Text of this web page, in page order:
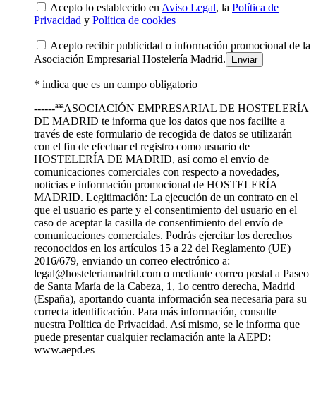
Acepto lo establecido en Aviso Legal, la Política de
Privacidad y Política de cookies
Acepto recibir publicidad o información promocional de la
Asociación Empresarial Hostelería Madrid.
* indica que es un campo obligatorio
------ªªªASOCIACIÓN EMPRESARIAL DE HOSTELERÍA
DE MADRID te informa que los datos que nos facilite a
través de este formulario de recogida de datos se utilizarán
con el fin de efectuar el registro como usuario de
HOSTELERÍA DE MADRID, así como el envío de
comunicaciones comerciales con respecto a novedades,
noticias e información promocional de HOSTELERÍA
MADRID. Legitimación: La ejecución de un contrato en el
que el usuario es parte y el consentimiento del usuario en el
caso de aceptar la casilla de consentimiento del envío de
comunicaciones comerciales. Podrás ejercitar los derechos
reconocidos en los artículos 15 a 22 del Reglamento (UE)
2016/679, enviando un correo electrónico a:
legal@hosteleriamadrid.com o mediante correo postal a Paseo
de Santa María de la Cabeza, 1, 1o centro derecha, Madrid
(España), aportando cuanta información sea necesaria para su
correcta identificación. Para más información, consulte
nuestra Política de Privacidad. Así mismo, se le informa que
puede presentar cualquier reclamación ante la AEPD:
www.aepd.es